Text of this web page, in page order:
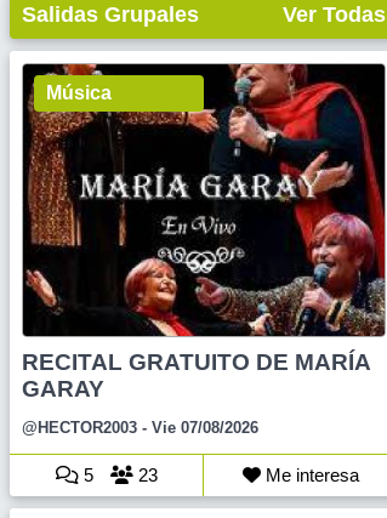
Salidas Grupales Ver Todas
Música
RECITAL GRATUITO DE MARÍA
GARAY
@HECTOR2003 - Vie 07/08/2026
5 23 Me interesa